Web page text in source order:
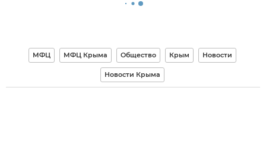
МФЦ МФЦ Крыма Общество Крым Новости
Новости Крыма